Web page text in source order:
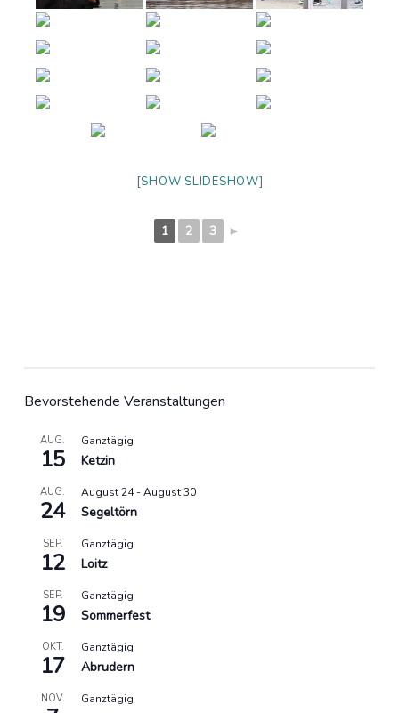
[SHOW SLIDESHOW]
1 2 3 ►
Bevorstehende Veranstaltungen
AUG.
15
Ganztägig
Ketzin
AUG.
24
August 24-August 30
Segeltörn
SEP.
12
Ganztägig
Loitz
SEP.
19
Ganztägig
Sommerfest
OKT.
17
Ganztägig
Abrudern
NOV. Ganztägig